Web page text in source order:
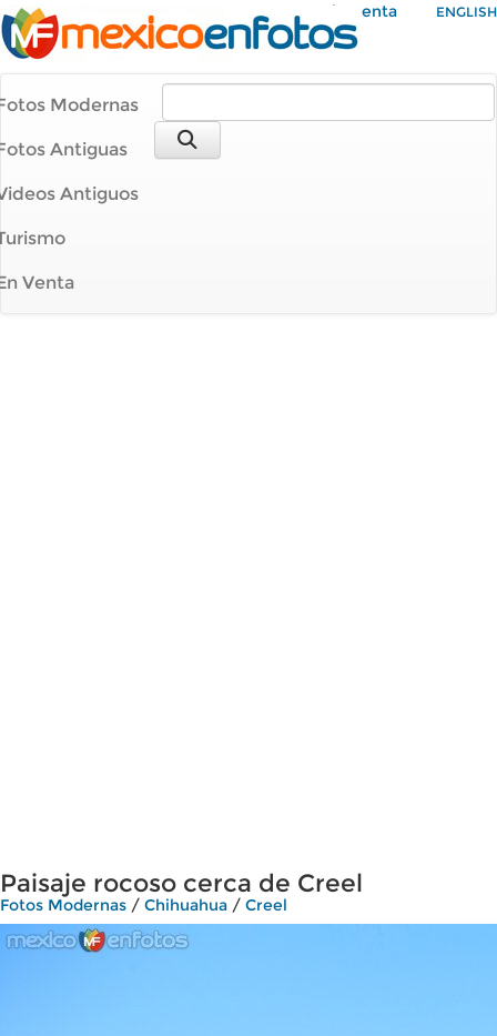
Mi Cuenta ENGLISH
Modernas
Antiguas
Antiguos
Venta
Paisaje rocoso cerca de Creel
Fotos Modernas / Chihuahua / Creel